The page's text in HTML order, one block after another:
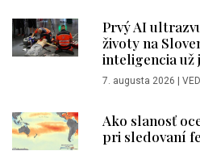
Prvý AI
životy na
inteligencia už
7. augusta 2026
Ako slanosť
pri sledovaní